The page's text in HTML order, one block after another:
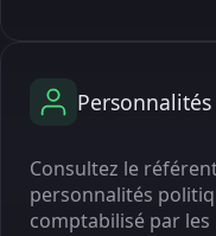
Consultez le
personnalités
comptabilisé par les